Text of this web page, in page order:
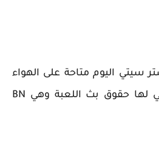
سيتي اليوم متاحة على الهواء
مباشرة على القناة التي لها حقوق بث اللعبة وهي BN